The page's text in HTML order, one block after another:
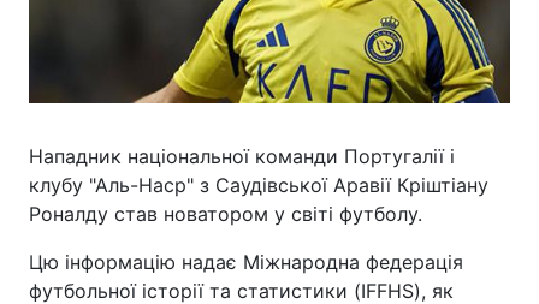
Нападник національної команди Португалії і
клубу "Аль-Наср" з Саудівської Аравії Кріштіану
Роналду став новатором у світі футболу.
Цю інформацію надає Міжнародна федерація
футбольної історії та статистики (IFFHS), як